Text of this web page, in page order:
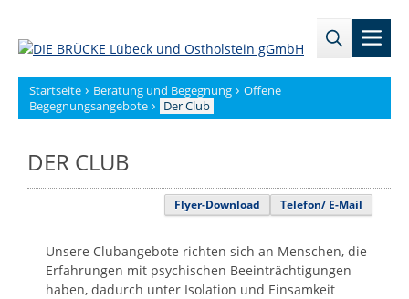
springen
→
Zur
Zum
Startseite › Beratung und Begegnung › Offene
Begegnungsangebote › Der Club
DER CLUB
Flyer-Download Telefon/ E-Mail
Unsere Clubangebote richten sich an Menschen, die
Erfahrungen mit psychischen Beeinträchtigungen
haben, dadurch unter Isolation und Einsamkeit